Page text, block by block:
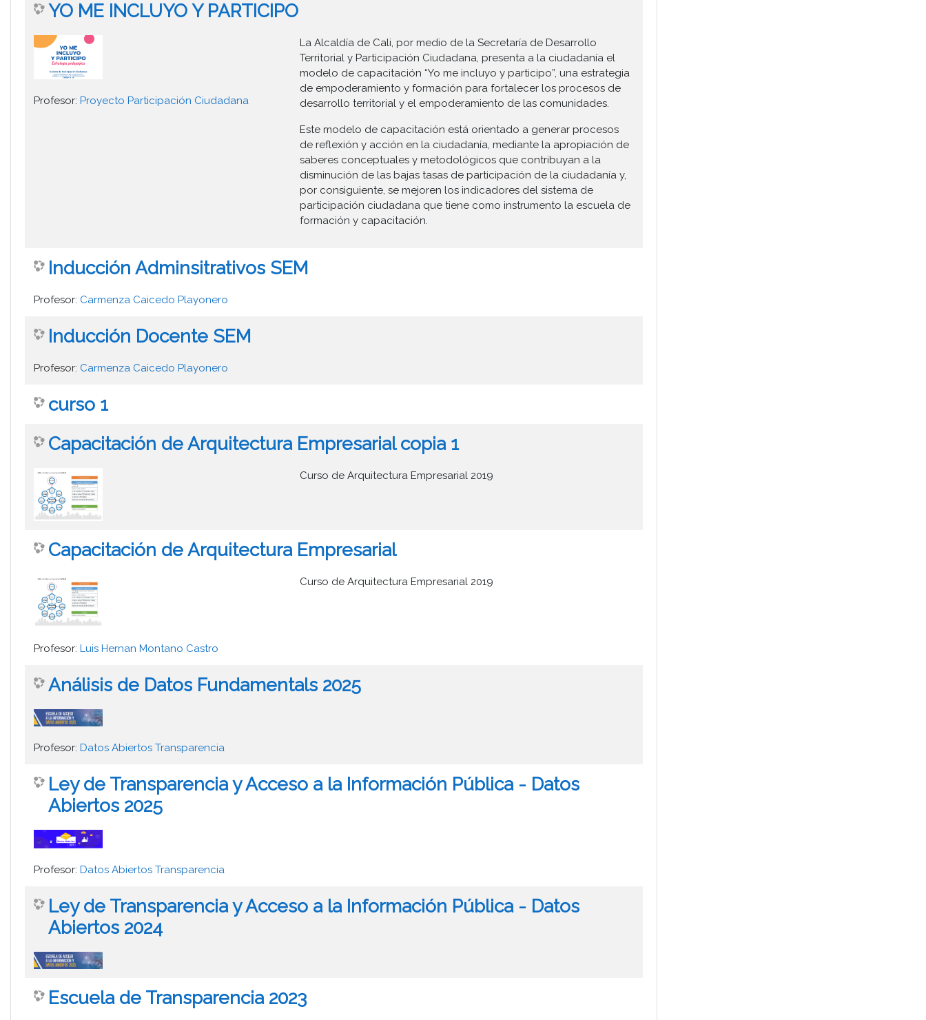
YO ME INCLUYO Y PARTICIPO
La Alcaldía de Cali, por medio de la Secretaría de Desarrollo
Territorial y Participación Ciudadana, presenta a la ciudadanía el
modelo de capacitación “Yo me incluyo y participo”, una estrategia
de empoderamiento y formación para fortalecer los procesos de
desarrollo territorial y el empoderamiento de las comunidades.
Este modelo de capacitación está orientado a generar procesos
de reflexión y acción en la ciudadanía, mediante la apropiación de
saberes conceptuales y metodológicos que contribuyan a la
disminución de las bajas tasas de participación de la ciudadanía y,
por consiguiente, se mejoren los indicadores del sistema de
participación ciudadana que tiene como instrumento la escuela de
formación y capacitación.
Profesor: Proyecto ​Participación Ciudadana
Inducción Adminsitrativos SEM
Profesor: Carmenza Caicedo Playonero
Inducción Docente SEM
Profesor: Carmenza Caicedo Playonero
curso 1
Capacitación de Arquitectura Empresarial copia 1
Curso de Arquitectura Empresarial 2019
Capacitación de Arquitectura Empresarial
Curso de Arquitectura Empresarial 2019
Profesor: Luis Hernan Montano Castro
Análisis de Datos Fundamentals 2025
Profesor: Datos Abiertos Transparencia
Ley de Transparencia y Acceso a la Información Pública - Datos
Abiertos 2025
Profesor: Datos Abiertos Transparencia
Ley de Transparencia y Acceso a la Información Pública - Datos
Abiertos 2024
Escuela de Transparencia 2023